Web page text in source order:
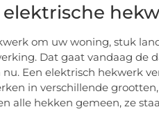
om uw woning, stuk
Dat gaat vandaag de
Een elektrisch hekwerk
in verschillende
alle hekken gemeen, ze